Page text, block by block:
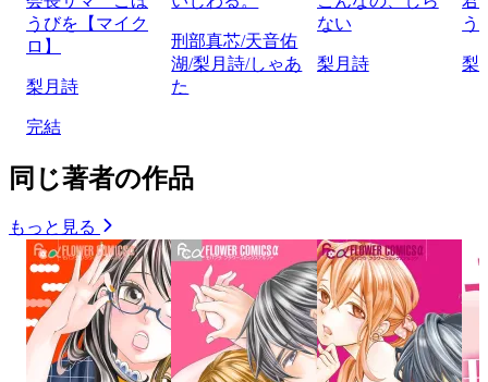
うびを【マイク
ロ】
梨月詩
完結
刑部真芯/天音佑
湖/梨月詩/しゃあ
た
ない
梨月詩
う
梨
同じ著者の作品
もっと見る